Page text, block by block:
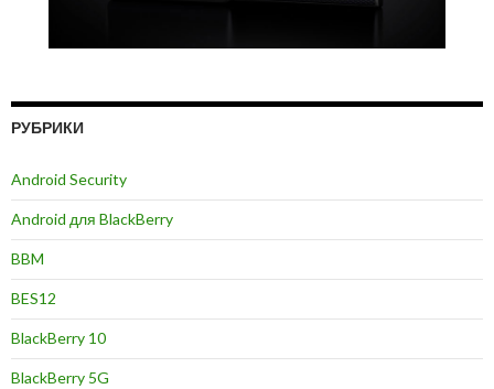
РУБРИКИ
Android Security
Android для BlackBerry
BBM
BES12
BlackBerry 10
BlackBerry 5G